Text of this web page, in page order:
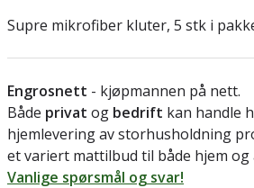
Supre mikrofiber kluter, 5 stk i
Engrosnett - kjøpmannen på nett.
Både privat og bedrift kan handle
hjemlevering av storhusholdning
et variert mattilbud til både hjem og
Vanlige spørsmål og svar!